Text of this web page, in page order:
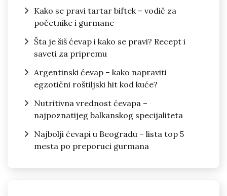
Kako se pravi tartar biftek – vodič za
početnike i gurmane
Šta je šiš ćevap i kako se pravi? Recept i
saveti za pripremu
Argentinski ćevap – kako napraviti
egzotični roštiljski hit kod kuće?
Nutritivna vrednost ćevapa –
najpoznatijeg balkanskog specijaliteta
Najbolji ćevapi u Beogradu – lista top 5
mesta po preporuci gurmana